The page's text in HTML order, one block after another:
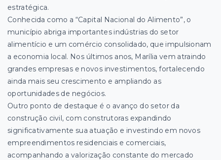
estratégica.
Conhecida como a “Capital Nacional do Alimento”, o
município abriga importantes indústrias do setor
alimentício e um comércio consolidado, que impulsionam
a economia local. Nos últimos anos, Marília vem atraindo
grandes empresas e novos investimentos, fortalecendo
ainda mais seu crescimento e ampliando as
oportunidades de negócios.
Outro ponto de destaque é o avanço do setor da
construção civil, com construtoras expandindo
significativamente sua atuação e investindo em novos
empreendimentos residenciais e comerciais,
acompanhando a valorização constante do mercado